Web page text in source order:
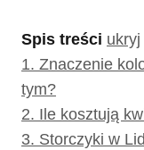
Spis treści ukryj
1. Znaczenie
tym?
2. Ile kosztują
3. Storczyki w